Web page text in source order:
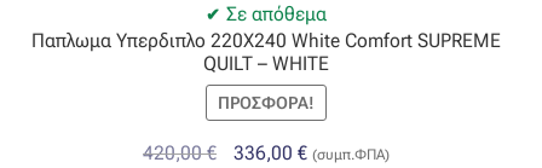
Σε απόθεμα
Παπλωμα Υπερδιπλο 220X240 White Comfort SUPREME
QUILT – WHITE
ΠΡΟΣΦΟΡΆ!
420,00€
Original
336,00 €Η(συμπ.ΦΠΑ)